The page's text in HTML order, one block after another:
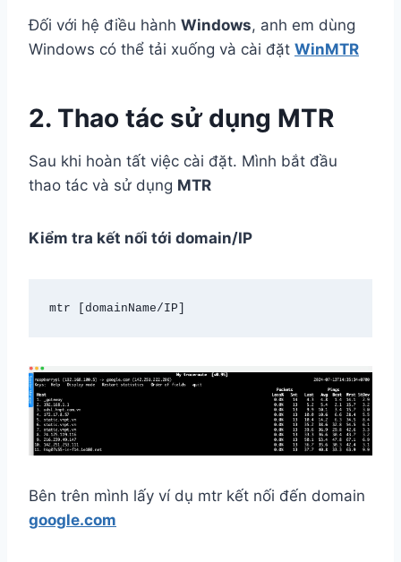
Đối với hệ điều hành Windows, anh em dùng
Windows có thể tải xuống và cài đặt WinMTR
2. Thao tác sử dụng MTR
Sau khi hoàn tất việc cài đặt. Mình bắt đầu
thao tác và sử dụng MTR
Kiểm tra kết nối tới domain/IP
mtr [domainName/IP]
Bên trên mình lấy ví dụ mtr kết nối đến domain
google.com